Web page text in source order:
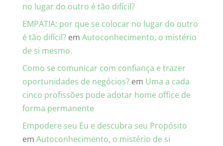
no lugar do outro é tão difícil?
EMPATIA: por que se colocar no lugar do outro
é tão difícil?em Autoconhecimento, o mistério
de si mesmo.
Como se comunicar com confiança e trazer
oportunidades de negócios?em Uma a cada
cinco profissões pode adotar home office de
forma permanente
Empodere seu Eu e descubra seu Propósito
em Autoconhecimento, o mistério de si